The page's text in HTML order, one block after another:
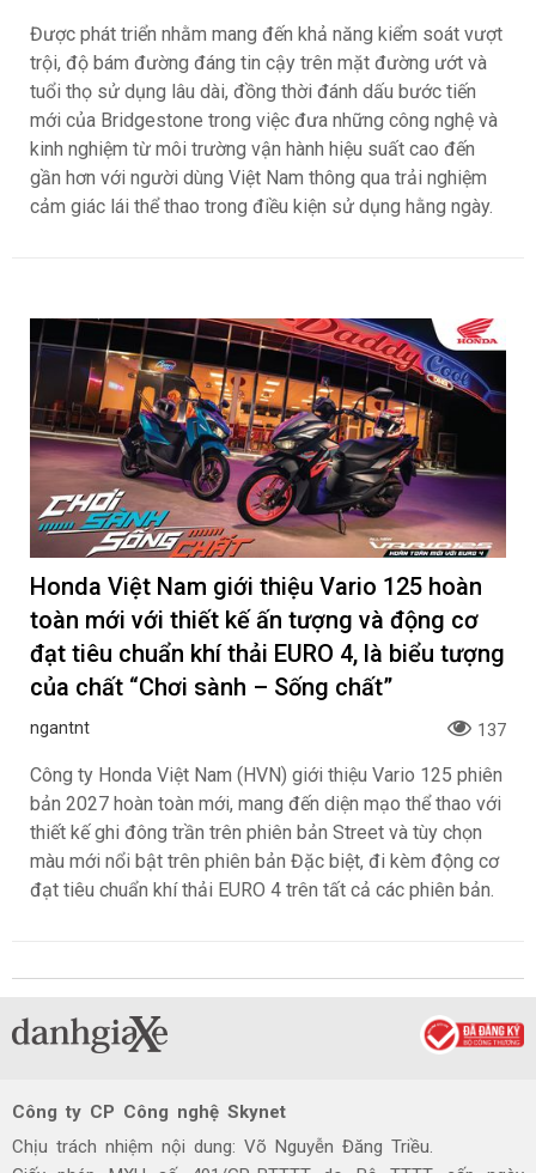
Được phát triển nhằm mang đến khả năng kiểm soát vượt
trội, độ bám đường đáng tin cậy trên mặt đường ướt và
tuổi thọ sử dụng lâu dài, đồng thời đánh dấu bước tiến
mới của Bridgestone trong việc đưa những công nghệ và
kinh nghiệm từ môi trường vận hành hiệu suất cao đến
gần hơn với người dùng Việt Nam thông qua trải nghiệm
cảm giác lái thể thao trong điều kiện sử dụng hằng ngày.
Honda Việt Nam giới thiệu Vario 125 hoàn
toàn mới với thiết kế ấn tượng và động cơ
đạt tiêu chuẩn khí thải EURO 4, là biểu tượng
của chất “Chơi sành – Sống chất”
ngantnt 137
Công ty Honda Việt Nam (HVN) giới thiệu Vario 125 phiên
bản 2027 hoàn toàn mới, mang đến diện mạo thể thao với
thiết kế ghi đông trần trên phiên bản Street và tùy chọn
màu mới nổi bật trên phiên bản Đặc biệt, đi kèm động cơ
đạt tiêu chuẩn khí thải EURO 4 trên tất cả các phiên bản.
Công ty CP Công nghệ Skynet
Chịu trách nhiệm nội dung: Võ Nguyễn Đăng Triều.